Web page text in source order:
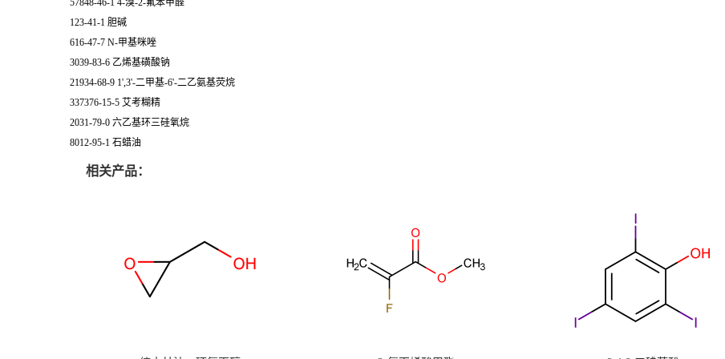
123-41-1 胆碱
616-47-7 N-甲基咪唑
3039-83-6 乙烯基磺酸钠
21934-68-9 1',3'-二甲基-6'-二乙氨基荧烷
337376-15-5 艾考糊精
2031-79-0 六乙基环三硅氧烷
8012-95-1 石蜡油
相关产品：